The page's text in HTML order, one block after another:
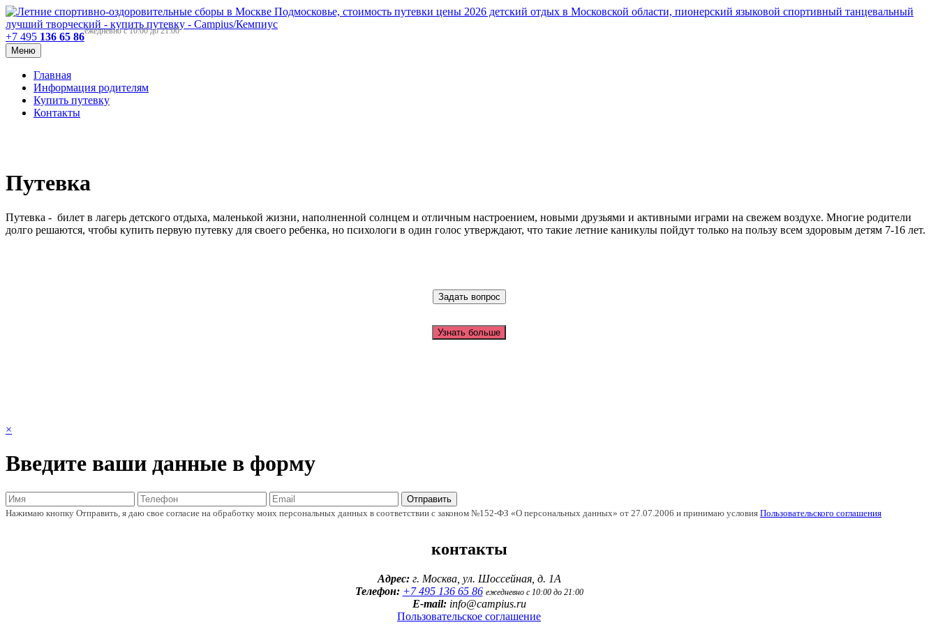
+7 495 136 65 86ежедневно с 10:00 до 21:00
Меню
Главная
Информация родителям
Купить путевку
Контакты
Путевка
Путевка - билет в лагерь детского отдыха, маленькой жизни, наполненной солнцем и отличным настроением, новыми друзьями и активными играми на свежем воздухе. Многие родители
долго решаются, чтобы купить первую путевку для своего ребенка, но психологи в один голос утверждают, что такие летние каникулы пойдут только на пользу всем здоровым детям 7-16 лет.
Задать вопрос
Узнать больше
×
Введите ваши данные в форму
Отправить
Нажимаю кнопку Отправить, я даю свое согласие на обработку моих персональных данных в соответствии с законом №152-ФЗ «О персональных данных» от 27.07.2006 и принимаю условия Пользовательского соглашения
контакты
Адрес:г. Москва, ул. Шоссейная, д. 1А
Телефон: +7 495 136 65 86 ежедневно с 10:00 до 21:00
E-mail:info@campius.ru
Пользовательское соглашение